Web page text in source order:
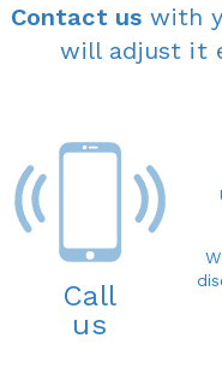
Contact us with
will adjust it
Call
us